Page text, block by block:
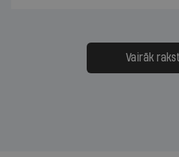
Vairāk